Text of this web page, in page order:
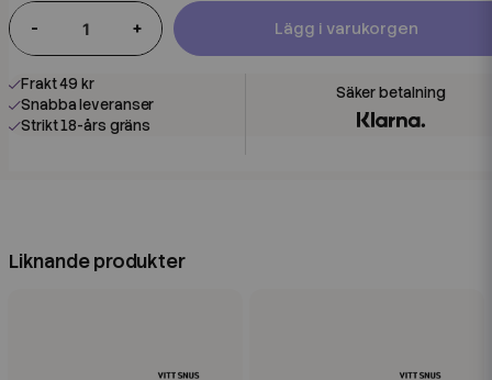
- + Lägg i varukorgen
Frakt 49 kr
Snabba leveranser
Strikt 18-års gräns
Liknande produkter